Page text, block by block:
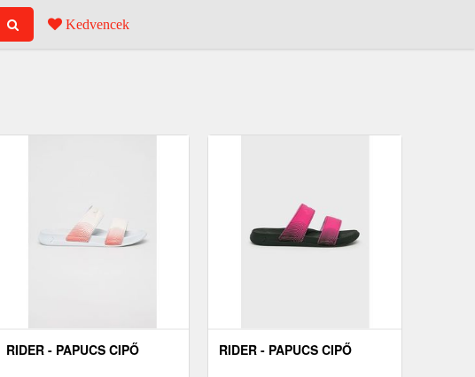
Kedvencek
RIDER - PAPUCS CIPŐ RIDER - PAPUCS CIPŐ